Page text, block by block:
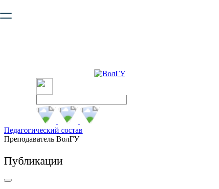
безопасную работу с сайтом. Пожалуйста
Педагогический состав
Преподаватель ВолГУ
Публикации